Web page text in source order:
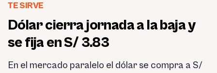
TE SIRVE
Dólar cierra jornada a la baja y
se fija en S/ 3.83
En el mercado paralelo el dólar se compra a S/